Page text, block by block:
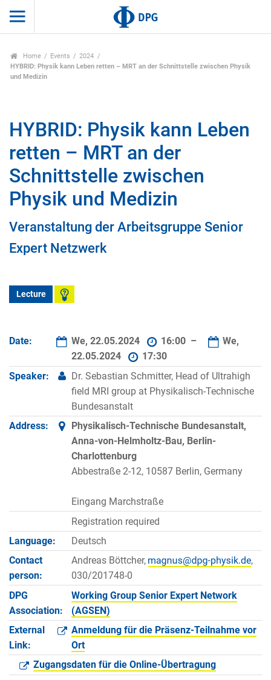
Home Events
2024
HYBRID: Physik kann Leben retten – MRT an der Schnittstelle zwischen Physik
und Medizin
HYBRID: Physik kann Leben
retten – MRT an der
Schnittstelle zwischen
Physik und Medizin
Veranstaltung der Arbeitsgruppe Senior
Expert Netzwerk
Lecture
Date: We, 22.05.2024 16:00 –
We,
22.05.2024
17:30
Speaker:
Dr. Sebastian Schmitter, Head of Ultrahigh
field MRI group at Physikalisch-Technische
Bundesanstalt
Address:
Physikalisch-Technische Bundesanstalt,
Anna-von-Helmholtz-Bau, Berlin-
Charlottenburg
Abbestraße 2-12, 10587 Berlin, Germany
Eingang Marchstraße
Registration required
Language:
Deutsch
Contact
person:
Andreas Böttcher,
,
030/201748-0
DPG
Association:
Working Group Senior Expert Network
(AGSEN)
External
Link:
Anmeldung für die Präsenz-Teilnahme vor
Ort
Zugangsdaten für die Online-Übertragung